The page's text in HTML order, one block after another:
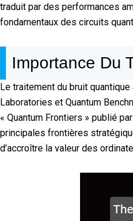
traduit par des performances
fondamentaux des circuits
Importance Du
Le traitement du bruit
Laboratories et Quantum
« Quantum Frontiers » publié
principales frontières
d’accroître la valeur des